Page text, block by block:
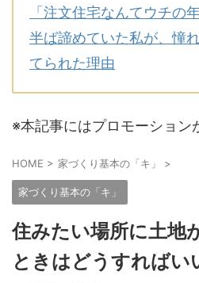
「注文住宅なんてウチの
半ば諦めていた私が、憧
てられた理由
※本記事にはプロモーション
HOME > 家づくり基本の「キ」 >
家づくり基本の「キ」
住みたい場所に土地
ときはどうすればい